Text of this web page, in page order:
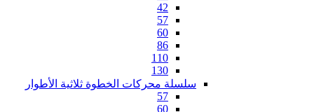
42
57
60
86
110
130
سلسلة محركات الخطوة ثلاثية الأطوار
57
60